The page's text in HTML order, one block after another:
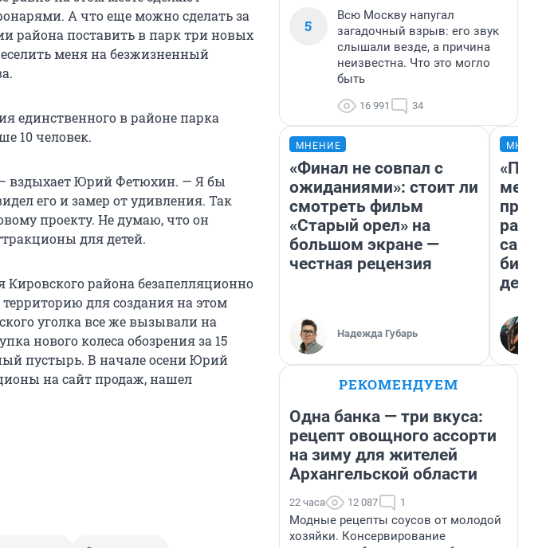
А что еще можно сделать за
района поставить в парк три новых
меня на безжизненный
единственного в районе парка
10 человек.
вздыхает Юрий Фетюхин. — Я бы
его и замер от удивления. Так
проекту. Не думаю, что он
для детей.
района безапелляционно
для создания на этом
уголка все же вызывали на
нового колеса обозрения за 15
пустырь. В начале осени Юрий
на сайт продаж, нашел
5
Всю Москву напугал
загадочный взрыв: его звук
слышали везде, а причина
неизвестна. Что это могло
быть
16 991 34
МНЕНИЕ
«Финал не совпал с
ожиданиями»: стоит ли
смотреть фильм
«Старый орел» на
большом экране —
честная рецензия
Надежда Губарь
РЕКОМЕНДУЕМ
Одна банка — три вкуса:
рецепт овощного ассорти
на зиму для жителей
Архангельской области
22 часа 12 087 1
Модные рецепты соусов от молодой
хозяйки. Консервирование